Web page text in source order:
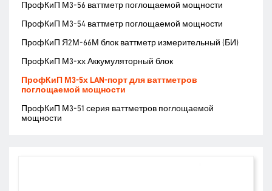
ПрофКиП М3-56 ваттметр поглощаемой мощности
ПрофКиП М3-54 ваттметр поглощаемой мощности
ПрофКиП Я2М-66М блок ваттметр измерительный (БИ)
ПрофКиП М3-хх Аккумуляторный блок
ПрофКиП М3-5х LAN-порт для ваттметров
поглощаемой мощности
ПрофКиП М3-51 серия ваттметров поглощаемой
мощности